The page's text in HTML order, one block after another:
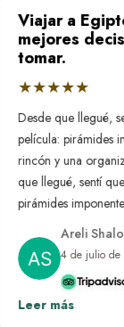
Viajar a
mejores
tomar.
★★★★★
Desde que llegué,
película: pirámides
rincón y una
que llegué, sentí
pirámides
una organización
que alguien pensó
salga perfecto. Fue
repetiría sin pensarlo.
Areli
4 de julio de
Leer más